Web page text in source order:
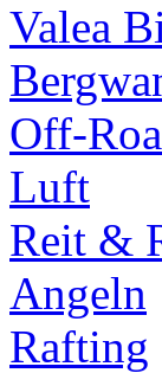
Valea
Off-
Luft
Reit &
Angeln
Rafting